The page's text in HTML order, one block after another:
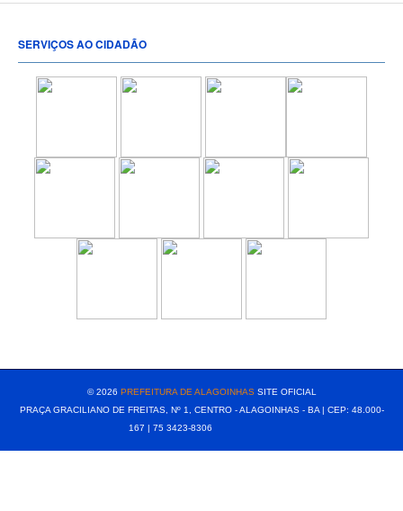
SERVIÇOS AO CIDADÃO
© 2026 PREFEITURA DE ALAGOINHASSITE OFICIAL
PRAÇA GRACILIANO DE FREITAS, Nº 1, CENTRO - ALAGOINHAS - BA | CEP: 48.000-
167 | 75 3423-8306⠀⠀⠀⠀⠀⠀⠀⠀⠀⠀